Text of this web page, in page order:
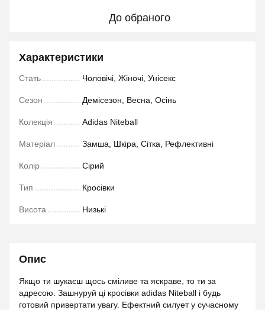
До обраного
Характеристики
Стать Чоловічі, Жіночі, Унісекс
Сезон Демісезон, Весна, Осінь
Колекція Adidas Niteball
Матеріал Замша, Шкіра, Сітка, Рефлективні
Колір Сірий
Тип Кросівки
Висота Низькі
Опис
Якщо ти шукаєш щось сміливе та яскраве, то ти за
адресою. Зашнуруй ці кросівки adidas Niteball і будь
готовий привертати увагу. Ефектний силует у сучасному